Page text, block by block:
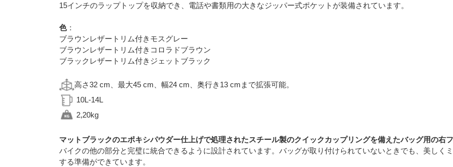
15インチのラップトップを収納でき、電話や書類用の大きなジッパー式ポケットが装備されています。
色：
ブラウンレザートリム付きモスグレー
ブラウンレザートリム付きコロラドブラウン
ブラックレザートリム付きジェットブラック
高さ32 cm、最大45 cm、幅24 cm、奥行き13 cmまで拡張可能。
10L-14L
2,20kg
マットブラックのエポキシパウダー仕上げで処理されたスチール製のクイックカップリングを備えたバッグ用の右フ
バイクの他の部分と完璧に統合できるように設計されています。バッグが取り付けられていないときでも、美しく
する準備ができています。